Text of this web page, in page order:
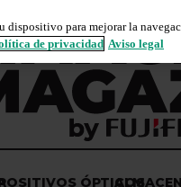
ÓPTICOS
dispositivo para mejorar la
de privacidad Aviso legal